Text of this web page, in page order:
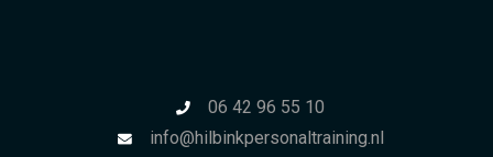
06 42 96 55 10
info@hilbinkpersonaltraining.nl